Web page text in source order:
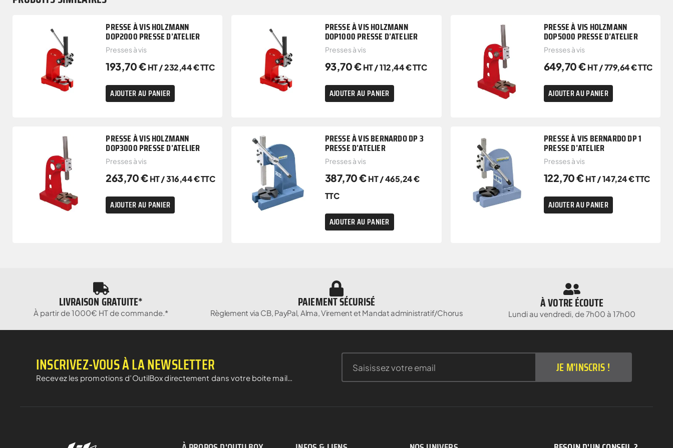
PRESSE À VIS HOLZMANN
DOP2000 PRESSE D’ATELIER
Presses à vis
193,70€ HT /232,44€TTC
AJOUTER AU PANIER
PRESSE À VIS HOLZMANN
DOP1000 PRESSE D’ATELIER
Presses à vis
93,70€ HT /112,44€TTC
AJOUTER AU PANIER
PRESSE À VIS HOLZMANN
DOP5000 PRESSE D’ATELIER
Presses à vis
649,70€HT /779,64€TTC
AJOUTER AU PANIER
PRESSE À VIS HOLZMANN
DOP3000 PRESSE D’ATELIER
Presses à vis
263,70€ HT /316,44€TTC
AJOUTER AU PANIER
PRESSE À VIS BERNARDO DP 3
PRESSE D’ATELIER
Presses à vis
387,70€ HT /465,24€
TTC
AJOUTER AU PANIER
PRESSE À VIS BERNARDO DP 1
PRESSE D’ATELIER
Presses à vis
122,70€HT /147,24€TTC
AJOUTER AU PANIER
LIVRAISON GRATUITE*
À partir de 1000€ HT de commande.*
PAIEMENT SÉCURISÉ
Règlement via CB, PayPal, Alma, Virement et Mandat administratif/Chorus
À VOTRE ÉCOUTE
Lundi au vendredi, de 7h00 à 17h00
INSCRIVEZ-VOUS À LA NEWSLETTER
Recevez les promotions d’OutilBox directement dans votre boite mail…
JE M'INSCRIS !